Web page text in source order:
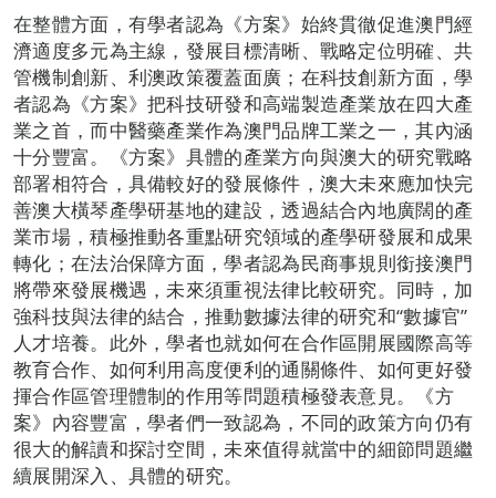
在整體方面，有學者認為《方案》始終貫徹促進澳門經
濟適度多元為主線，發展目標清晰、戰略定位明確、共
管機制創新、利澳政策覆蓋面廣；在科技創新方面，學
者認為《方案》把科技研發和高端製造產業放在四大產
業之首，而中醫藥產業作為澳門品牌工業之一，其內涵
十分豐富。《方案》具體的產業方向與澳大的研究戰略
部署相符合，具備較好的發展條件，澳大未來應加快完
善澳大橫琴產學研基地的建設，透過結合內地廣闊的產
業市場，積極推動各重點研究領域的產學研發展和成果
轉化；在法治保障方面，學者認為民商事規則銜接澳門
將帶來發展機遇，未來須重視法律比較研究。同時，加
強科技與法律的結合，推動數據法律的研究和“數據官”
人才培養。此外，學者也就如何在合作區開展國際高等
教育合作、如何利用高度便利的通關條件、如何更好發
揮合作區管理體制的作用等問題積極發表意見。《方
案》內容豐富，學者們一致認為，不同的政策方向仍有
很大的解讀和探討空間，未來值得就當中的細節問題繼
續展開深入、具體的研究。